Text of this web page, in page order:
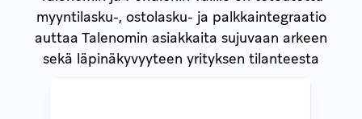
myyntilasku-, ostolasku- ja palkkaintegraatio
auttaa Talenomin asiakkaita sujuvaan arkeen
sekä läpinäkyvyyteen yrityksen tilanteesta